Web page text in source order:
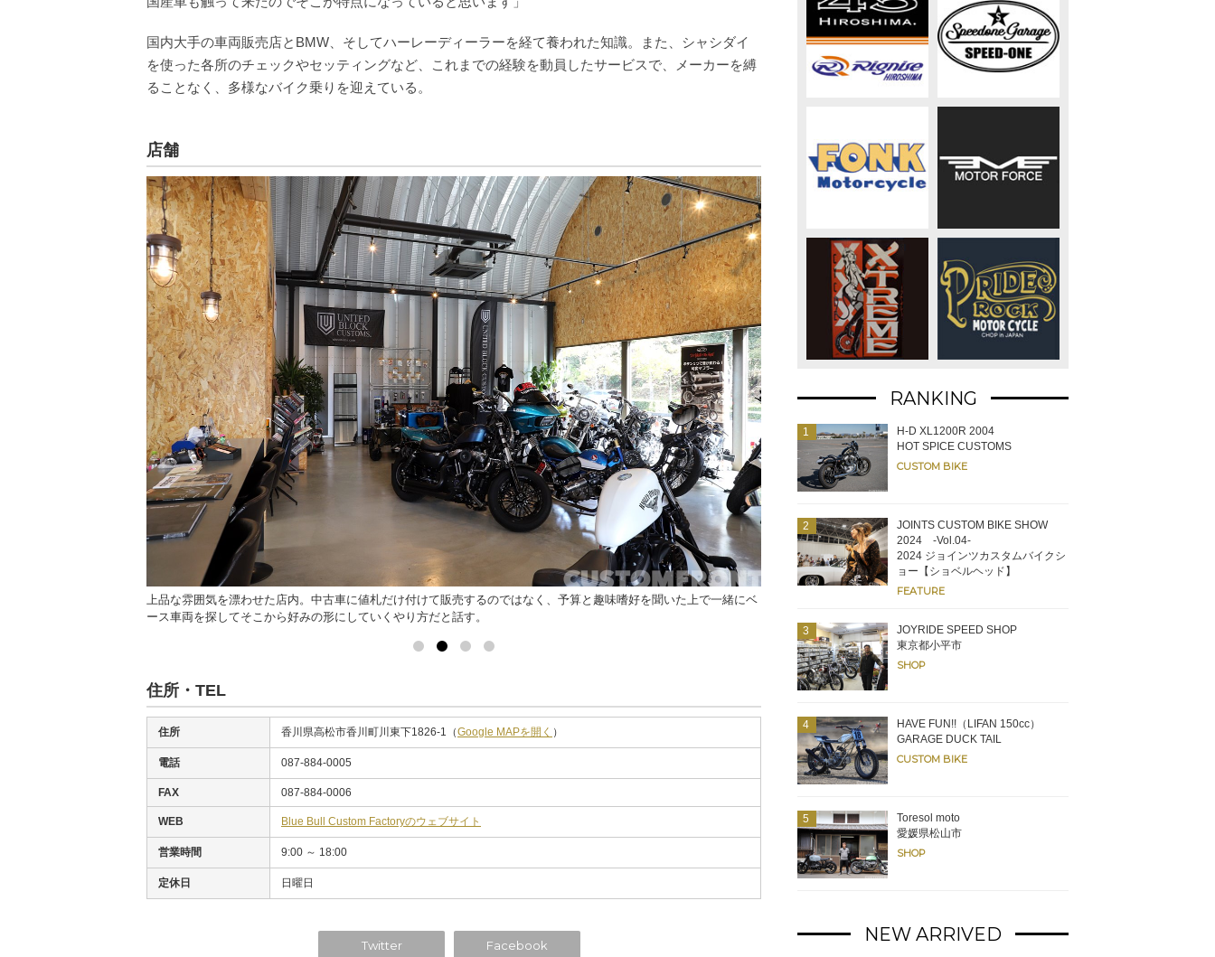
国内大手の車両販売店とBMW、そしてハーレーディーラーを経て養われた知識。また、シャシダイ
を使った各所のチェックやセッティングなど、これまでの経験を動員したサービスで、メーカーを縛
ることなく、多様なバイク乗りを迎えている。
店舗
上品な雰囲気を漂わせた店内。中古車に値札だけ付けて販売するのではなく、予算と趣味嗜好を聞いた上で一緒にベ
ース車両を探してそこから好みの形にしていくやり方だと話す。
離れに設けられたシャーシダイナモルーム。国産、海外車問わずに各所チェックやチ
住所・TEL
住所 香川県高松市香川町川東下1826-1（Google MAPを開く ）
電話 087-884-0005
FAX 087-884-0006
WEB Blue Bull Custom Factoryのウェブサイト
営業時間 9:00 ～ 18:00
定休日 日曜日
Twitter Facebook
RANKING
H-D XL1200R 2004
HOT SPICE CUSTOMS
CUSTOM BIKE
JOINTS CUSTOM BIKE SHOW
2024 -Vol.04-
2024 ジョインツカスタムバイクシ
ョー【ショベルヘッド】
FEATURE
JOYRIDE SPEED SHOP
東京都小平市
SHOP
HAVE FUN!!（LIFAN 150cc）
GARAGE DUCK TAIL
CUSTOM BIKE
Toresol moto
愛媛県松山市
SHOP
NEW ARRIVED